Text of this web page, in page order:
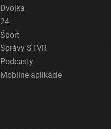
Dvojka
24
Šport
Správy STVR
Podcasty
Mobilné aplikácie